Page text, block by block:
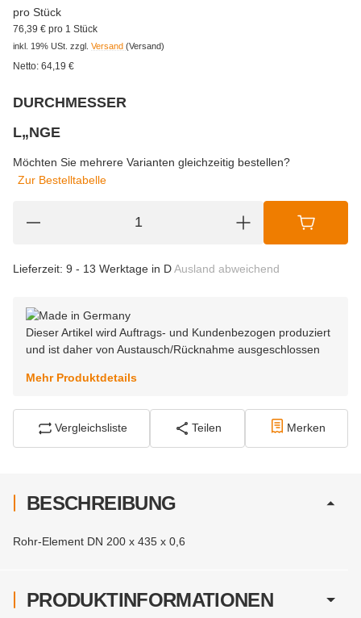
pro Stück
76,39 € pro 1 Stück
inkl. 19% USt. zzgl. Versand (Versand)
Netto: 64,19 €
DURCHMESSER
L„NGE
Möchten Sie mehrere Varianten gleichzeitig bestellen?
Zur Bestelltabelle
Lieferzeit: 9 - 13 Werktage in DAusland abweichend
Dieser Artikel wird Auftrags- und Kundenbezogen produziert
und ist daher von Austausch/Rücknahme ausgeschlossen
Mehr Produktdetails
Vergleichsliste Teilen Merken
PRODUKTINFORMATIONEN
BESCHREIBUNG
Rohr-Element DN 200 x 435 x 0,6